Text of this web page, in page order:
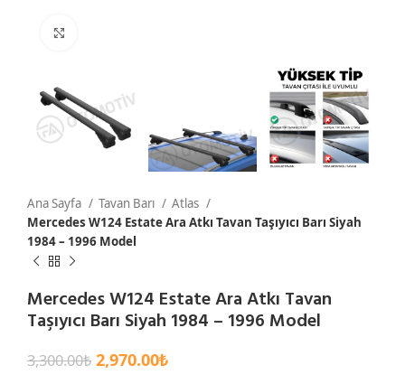
Ana Sayfa Tavan Barı
Atlas
Mercedes W124 Estate Ara Atkı Tavan Taşıyıcı Barı Siyah
1984 – 1996 Model
Mercedes W124 Estate Ara Atkı Tavan
Taşıyıcı Barı Siyah 1984 – 1996 Model
3,300.00₺ 2,970.00₺